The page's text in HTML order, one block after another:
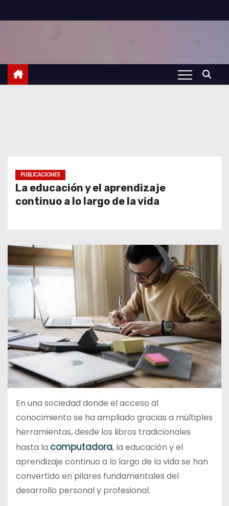
a
r
PUBLICACIONES
La educación y el aprendizaje
continuo a lo largo de la vida
En una sociedad donde el acceso al
conocimiento se ha ampliado gracias a múltiples
herramientas, desde los libros tradicionales
hasta la computadora, la educación y el
aprendizaje continuo a lo largo de la vida se han
convertido en pilares fundamentales del
desarrollo personal y profesional.